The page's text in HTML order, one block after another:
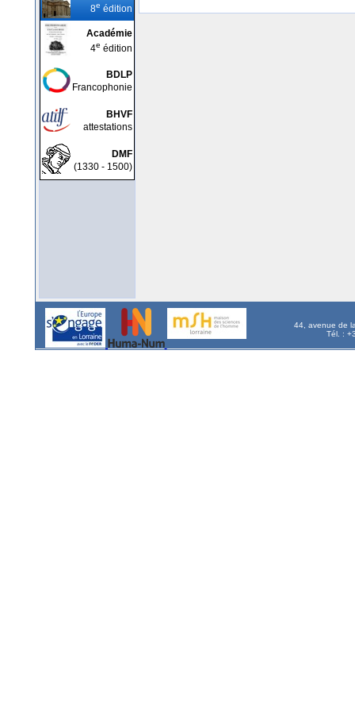
8e édition
Académie
4e édition
BDLP
Francophonie
BHVF
attestations
DMF
(1330 - 1500)
44, avenue de
Tél. :